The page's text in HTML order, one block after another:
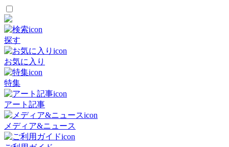
探す
お気に入り
特集
アート記事
メディア&ニュース